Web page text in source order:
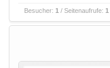
Besucher: 1 / Seitenaufrufe: 1